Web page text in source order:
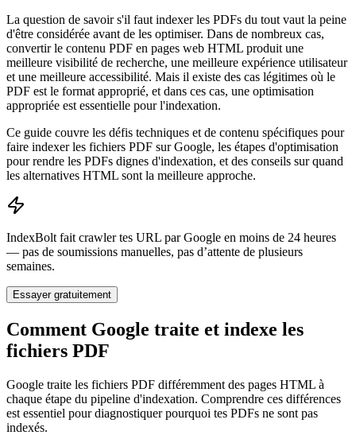
La question de savoir s'il faut indexer les PDFs du tout vaut la peine
d'être considérée avant de les optimiser. Dans de nombreux cas,
convertir le contenu PDF en pages web HTML produit une
meilleure visibilité de recherche, une meilleure expérience utilisateur
et une meilleure accessibilité. Mais il existe des cas légitimes où le
PDF est le format approprié, et dans ces cas, une optimisation
appropriée est essentielle pour l'indexation.
Ce guide couvre les défis techniques et de contenu spécifiques pour
faire indexer les fichiers PDF sur Google, les étapes d'optimisation
pour rendre les PDFs dignes d'indexation, et des conseils sur quand
les alternatives HTML sont la meilleure approche.
IndexBolt fait crawler tes URL par Google en moins de 24 heures
— pas de soumissions manuelles, pas d’attente de plusieurs
semaines.
Essayer gratuitement
Comment Google traite et indexe les
fichiers PDF
Google traite les fichiers PDF différemment des pages HTML à
chaque étape du pipeline d'indexation. Comprendre ces différences
est essentiel pour diagnostiquer pourquoi tes PDFs ne sont pas
indexés.